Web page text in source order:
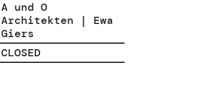
A und O
Architekten | Ewa
Giers
CLOSED